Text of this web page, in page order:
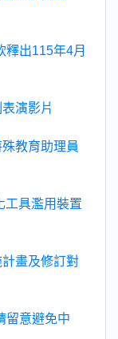
釋出115年4月
演影片
教育助理員
工具濫用裝置
畫及修訂對
留意避免中